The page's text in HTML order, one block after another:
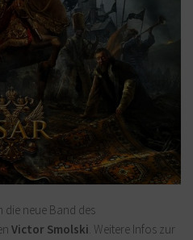
die neue Band des
Victor Smolski. Weitere Infos zur